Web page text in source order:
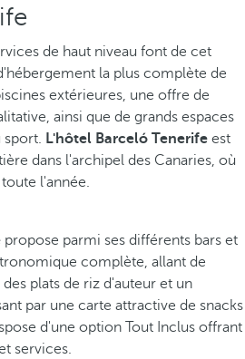
de haut niveau font de cet
la plus complète de
extérieures, une offre de
ainsi que de grands espaces
sport. L'hôtel Barceló Tenerife est
dans l'archipel des Canaries, où
l'année.
propose parmi ses différents bars et
complète, allant de
plats de riz d'auteur et un
par une carte attractive de snacks
d'une option Tout Inclus offrant
services.